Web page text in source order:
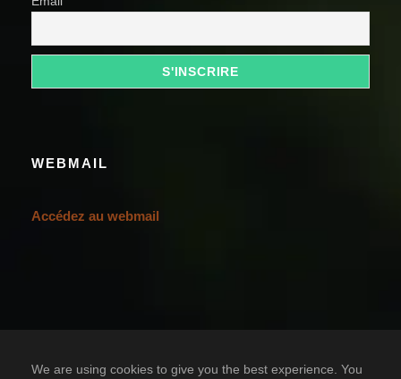
WEBMAIL
Accédez au webmail
We are using cookies to give you the best experience. You